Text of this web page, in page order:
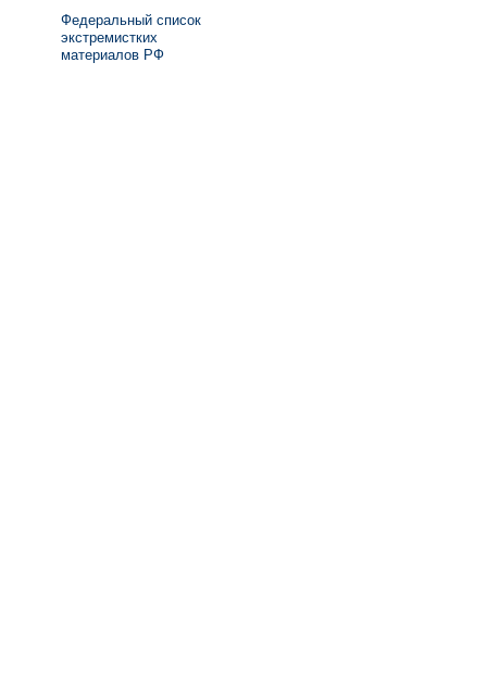
Федеральный список
экстремистких
материалов РФ